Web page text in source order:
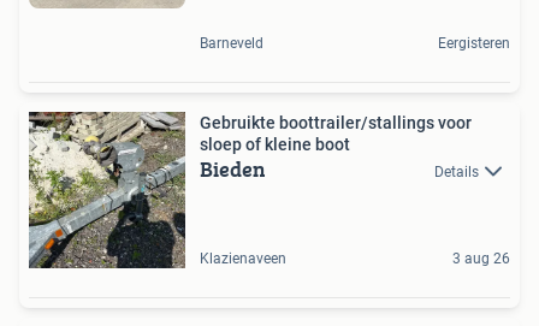
Barneveld Eergisteren
Gebruikte boottrailer/stallings voor
sloep of kleine boot
Bieden Details
Klazienaveen 3 aug 26